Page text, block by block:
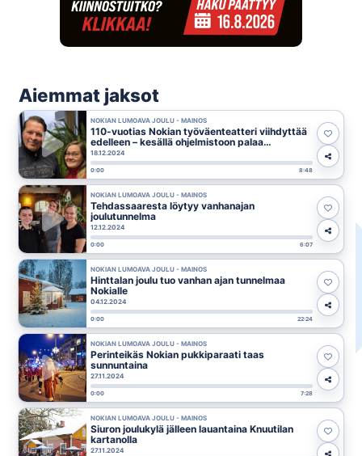
Aiemmat jaksot
NOKIAN LUMOAVA JOULU - MAINOS
110-vuotias Nokian työväenteatteri viihdyttää
edelleen – kesällä ohjelmistoon palaa
takavuosien suosikki
18.12.2024
0:00 8:48
NOKIAN LUMOAVA JOULU - MAINOS
Tehdassaaresta löytyy vanhanajan
joulutunnelma
12.12.2024
0:00 6:07
NOKIAN LUMOAVA JOULU - MAINOS
Hinttalan joulu tuo vanhan ajan tunnelmaa
Nokialle
04.12.2024
0:00 22:24
NOKIAN LUMOAVA JOULU - MAINOS
Perinteikäs Nokian pukkiparaati taas
sunnuntaina
27.11.2024
0:00 7:28
NOKIAN LUMOAVA JOULU - MAINOS
Siuron joulukylä jälleen lauantaina Knuutilan
kartanolla
27.11.2024